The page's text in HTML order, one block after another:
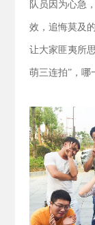
队员因为心急
效，追悔莫及
让大家匪夷所
萌三连拍”，